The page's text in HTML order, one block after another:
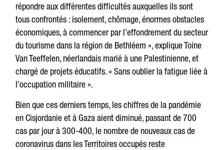
répondre aux différentes difficultés auxquelles ils sont
tous confrontés : isolement, chômage, énormes obstacles
économiques, à commencer par l’effondrement du secteur
du tourisme dans la région de Bethléem », explique Toine
Van Teeffelen, néerlandais marié à une Palestinienne, et
chargé de projets éducatifs. « Sans oublier la fatigue liée à
l’occupation militaire ».
Bien que ces derniers temps, les chiffres de la pandémie
en Cisjordanie et à Gaza aient diminué, passant de 700
cas par jour à 300-400, le nombre de nouveaux cas de
coronavirus dans les Territoires occupés reste